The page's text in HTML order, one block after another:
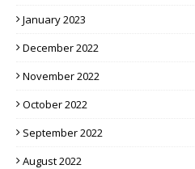
January 2023
December 2022
November 2022
October 2022
September 2022
August 2022